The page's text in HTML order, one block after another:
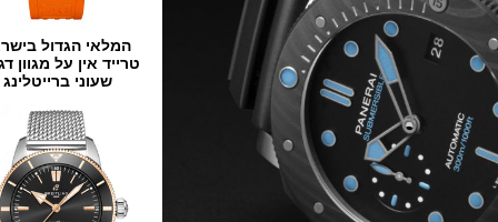
המלאי הגדול בישראל
טרייד אין על מגוון דגמים
שעוני ברייטלינג